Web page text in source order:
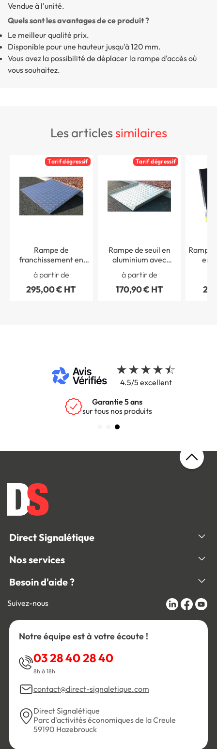
Vendue à l'unité.
Quels sont les avantages de ce produit ?
Le meilleur qualité prix.
Disponible pour une hauteur jusqu'à 120 mm.
Vous avez la possibilité de déplacer la rampe d'accès où
vous souhaitez.
les articlessimilaires
Tarif dégressif
Rampe de
franchissement en
aluminium avec
poignée de transport -
Long. 740 x larg. 800
à partir de
295,00 € HT
Tarif dégressif
Rampe de seuil en
aluminium avec
rebords - largeur 750
mm
à partir de
170,90 € HT
Rampe
en
4.5/5 excellent
Garantie 5 ans
sur tous nos produits
Direct Signalétique
Nos services
Besoin d'aide ?
Suivez-nous
Notre équipe est à votre écoute !
03 28 40 28 40
8h à 18h
contact@direct-signaletique.com
Direct Signalétique
Parc d'activités économiques de la Creule
59190 Hazebrouck